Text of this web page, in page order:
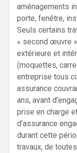
aménagements
porte, fenêtre,
Seuls certains
« second œuvre
extérieure et
(moquettes,
entreprise tous
assurance
ans, avant
prise en charge
d’assurance
durant cette
travaux, de